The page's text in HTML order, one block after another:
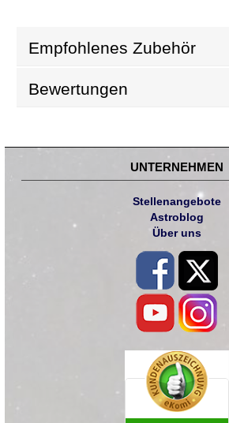
Empfohlenes Zubehör
Bewertungen
UNTERNEHMEN
Stellenangebote
Astroblog
Über uns